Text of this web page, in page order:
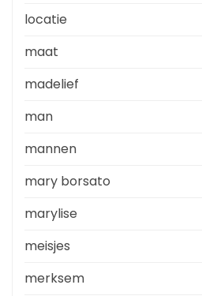
locatie
maat
madelief
man
mannen
mary borsato
marylise
meisjes
merksem